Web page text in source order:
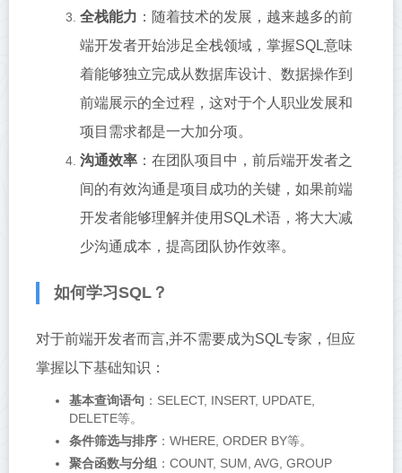
全栈能力 ：随着技术的发展，越来越多的前
端开发者开始涉足全栈领域，掌握SQL意味
着能够独立完成从数据库设计、数据操作到
前端展示的全过程，这对于个人职业发展和
项目需求都是一大加分项。
沟通效率 ：在团队项目中，前后端开发者之
间的有效沟通是项目成功的关键，如果前端
开发者能够理解并使用SQL术语，将大大减
少沟通成本，提高团队协作效率。
如何学习SQL？
对于前端开发者而言,并不需要成为SQL专家，但应
掌握以下基础知识：
基本查询语句 ：SELECT, INSERT, UPDATE,
DELETE等。
条件筛选与排序：WHERE, ORDER BY等。
聚合函数与分组 ：COUNT, SUM, AVG, GROUP